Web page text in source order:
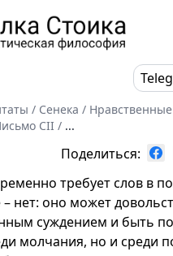
/ Сенека /
CII / ...
Поделиться:
требует слов в
нет: оно может
суждением и быть
молчания, но и среди